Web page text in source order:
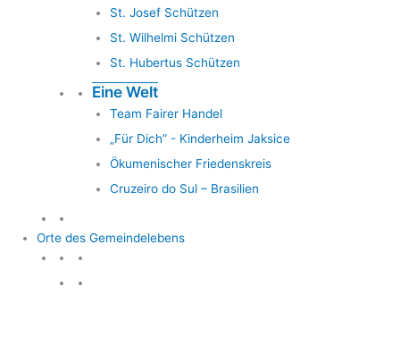
St. Josef Schützen
St. Wilhelmi Schützen
St. Hubertus Schützen
Eine Welt
Team Fairer Handel
„Für Dich” - Kinderheim Jaksice
Ökumenischer Friedenskreis
Cruzeiro do Sul – Brasilien
Orte des Gemeindelebens